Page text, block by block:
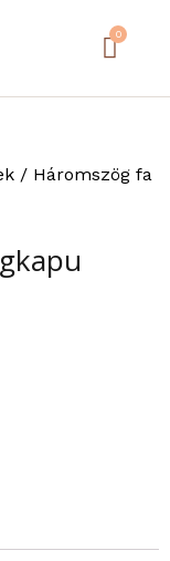
0
Cart
/ Háromszög fa